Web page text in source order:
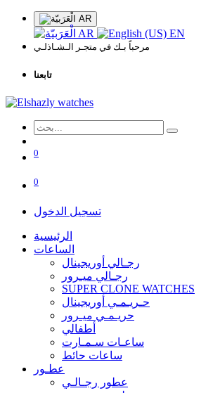
AR
AR EN
مرحباً بـك في متجـر الـشـاذلـي
تابعنا
0
0
تسجيل الدخول
الرئيسية
الساعات
رجـالي أوريجينال
رجـالي ميـرور
SUPER CLONE WATCHES
حـريـمـي أوريجينال
حريـمـي ميـرور
أطفالي
ساعـات سـمـارت
ساعات حائط
عطـور
عطور رجـالـي